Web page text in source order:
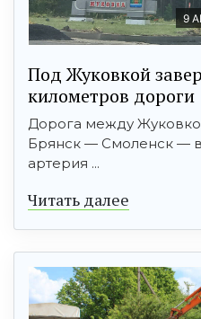
9
Под Жуковкой
километров дороги
Дорога между
Брянск — Смоленск —
артерия ...
Читать далее